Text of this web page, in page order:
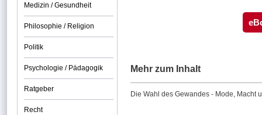
Mehr zum Inhalt
Die Wahl des Gewandes - Mode, Macht
Medizin / Gesundheit
Philosophie / Religion
Politik
Psychologie / Pädagogik
Ratgeber
Recht